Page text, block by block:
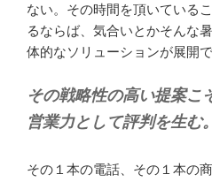
ない。その時間を頂いている
るならば、気合いとかそんな
体的なソリューションが展開で
その戦略性の高い提案こ
営業力として評判を生む。
その１本の電話、その１本の